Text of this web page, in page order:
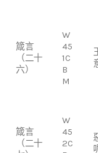
箴言
（二十
六）
W
45
1C
B
M
箴言
（二十
W
45
2C